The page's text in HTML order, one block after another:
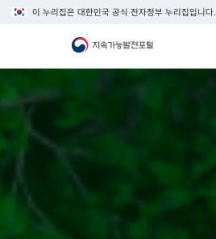
이 누리집은 대한민국 공식 전자정부 누리집입니다.